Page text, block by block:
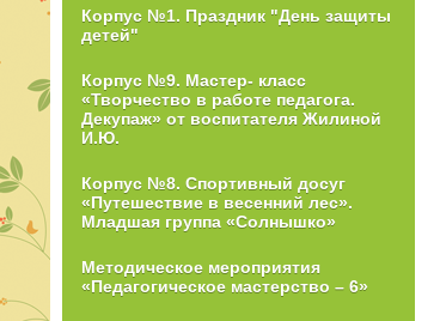
Корпус №1. Праздник "День защиты
детей"
Корпус №9. Мастер- класс
«Творчество в работе педагога.
Декупаж» от воспитателя Жилиной
И.Ю.
Корпус №8. Спортивный досуг
«Путешествие в весенний лес».
Младшая группа «Солнышко»
Методическое мероприятия
«Педагогическое мастерство – 6»